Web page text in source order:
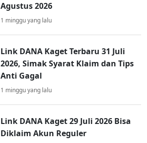
Agustus 2026
1 minggu yang lalu
Link DANA Kaget Terbaru 31 Juli
2026, Simak Syarat Klaim dan Tips
Anti Gagal
1 minggu yang lalu
Link DANA Kaget 29 Juli 2026 Bisa
Diklaim Akun Reguler